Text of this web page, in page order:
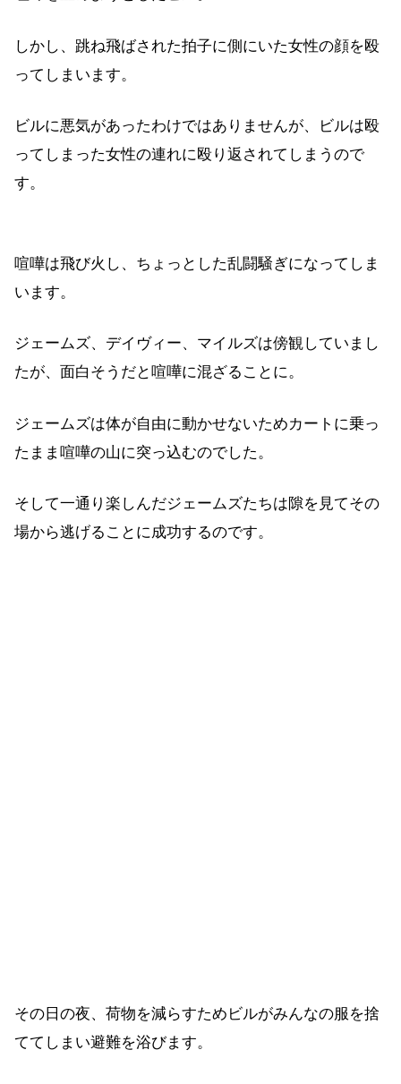
しかし、跳ね飛ばされた拍子に側にいた女性の顔を殴
ってしまいます。
ビルに悪気があったわけではありませんが、ビルは殴
ってしまった女性の連れに殴り返されてしまうので
す。
喧嘩は飛び火し、ちょっとした乱闘騒ぎになってしま
います。
ジェームズ、デイヴィー、マイルズは傍観していまし
たが、面白そうだと喧嘩に混ざることに。
ジェームズは体が自由に動かせないためカートに乗っ
たまま喧嘩の山に突っ込むのでした。
そして一通り楽しんだジェームズたちは隙を見てその
場から逃げることに成功するのです。
その日の夜、荷物を減らすためビルがみんなの服を捨
ててしまい避難を浴びます。